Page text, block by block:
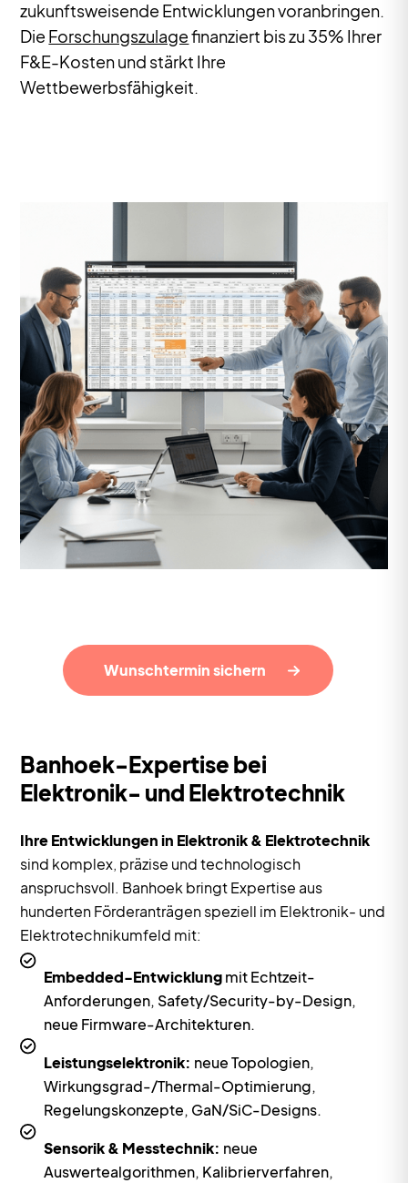
zukunftsweisende Entwicklungen voranbringen.
Die Forschungszulagefinanziert bis zu 35% Ihrer
F&E-Kosten und stärkt Ihre
Wettbewerbsfähigkeit.
Wunschtermin sichern
Banhoek-Expertise bei
Elektronik- und Elektrotechnik
Ihre Entwicklungen in Elektronik & Elektrotechnik
sind komplex, präzise und technologisch
anspruchsvoll. Banhoek bringt Expertise aus
hunderten Förderanträgen speziell im Elektronik- und
Elektrotechnikumfeld mit:
Embedded-Entwicklungmit Echtzeit-
Anforderungen, Safety/Security-by-Design,
neue Firmware-Architekturen.
Leistungselektronik: neue Topologien,
Wirkungsgrad-/Thermal-Optimierung,
Regelungskonzepte, GaN/SiC-Designs.
Sensorik & Messtechnik: neue
Auswertealgorithmen, Kalibrierverfahren,